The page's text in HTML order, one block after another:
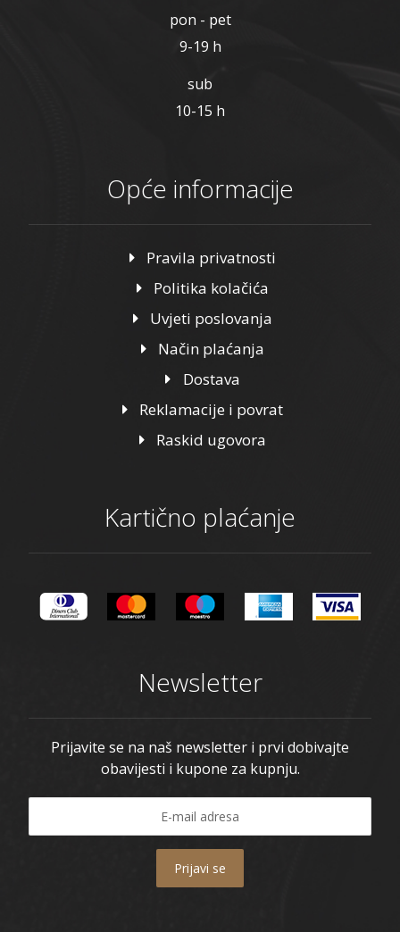
pon - pet
9-19 h
sub
10-15 h
Opće informacije
Pravila privatnosti
Politika kolačića
Uvjeti poslovanja
Način plaćanja
Dostava
Reklamacije i povrat
Raskid ugovora
Kartično plaćanje
Newsletter
Prijavite se na naš newsletter i prvi dobivajte
obavijesti i kupone za kupnju.
Prijavi se